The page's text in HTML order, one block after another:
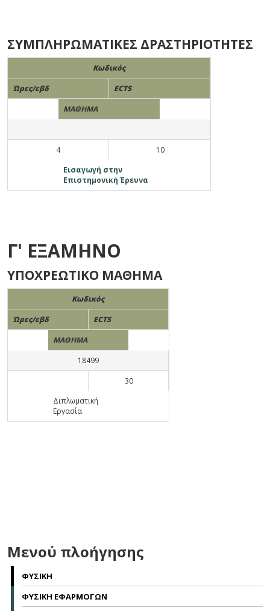
ΣΥΜΠΛΗΡΩΜΑΤΙΚΕΣ ΔΡΑΣΤΗΡΙΟΤΗΤΕΣ
Κωδικός
Ώρες/εβδ
ECTS
ΜΑΘΗΜΑ
4
10
Εισαγωγή στην
Επιστημονική Έρευνα
Γ' ΕΞΑΜΗΝΟ
ΥΠΟΧΡΕΩΤΙΚΟ ΜΑΘΗΜΑ
Κωδικός
Ώρες/εβδ
ECTS
ΜΑΘΗΜΑ
18499
30
Διπλωματική
Εργασία
Μενού πλοήγησης
ΦΥΣΙΚΗ
ΦΥΣΙΚΗ ΕΦΑΡΜΟΓΩΝ